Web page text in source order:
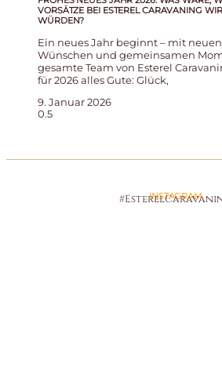
VORSÄTZE BEI ESTEREL CARAVANING
WÜRDEN?
Ein neues Jahr beginnt – mit
Wünschen und gemeinsamen
gesamte Team von Esterel
für 2026 alles Gute: Glück,
9. Januar 2026
INSTAGRAM